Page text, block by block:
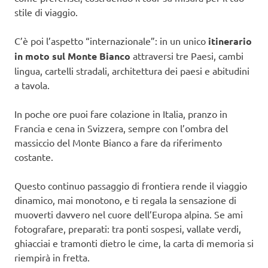
stile di viaggio.
C’è poi l’aspetto “internazionale”: in un unico itinerario
in moto sul Monte Bianco attraversi tre Paesi, cambi
lingua, cartelli stradali, architettura dei paesi e abitudini
a tavola.
In poche ore puoi fare colazione in Italia, pranzo in
Francia e cena in Svizzera, sempre con l’ombra del
massiccio del Monte Bianco a fare da riferimento
costante.
Questo continuo passaggio di frontiera rende il viaggio
dinamico, mai monotono, e ti regala la sensazione di
muoverti davvero nel cuore dell’Europa alpina. Se ami
fotografare, preparati: tra ponti sospesi, vallate verdi,
ghiacciai e tramonti dietro le cime, la carta di memoria si
riempirà in fretta.